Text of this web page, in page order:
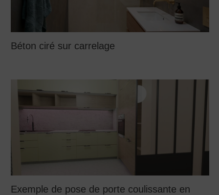
Béton ciré sur carrelage
Exemple de pose de porte coulissante en